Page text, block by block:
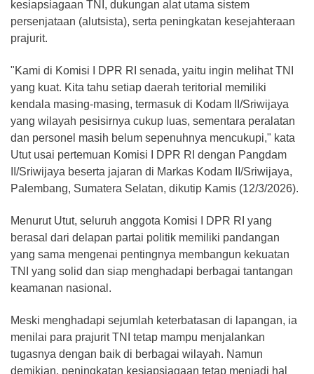
kesiapsiagaan TNI, dukungan alat utama sistem
persenjataan (alutsista), serta peningkatan kesejahteraan
prajurit.
"Kami di Komisi I DPR RI senada, yaitu ingin melihat TNI
yang kuat. Kita tahu setiap daerah teritorial memiliki
kendala masing-masing, termasuk di Kodam II/Sriwijaya
yang wilayah pesisirnya cukup luas, sementara peralatan
dan personel masih belum sepenuhnya mencukupi," kata
Utut usai pertemuan Komisi I DPR RI dengan Pangdam
II/Sriwijaya beserta jajaran di Markas Kodam II/Sriwijaya,
Palembang, Sumatera Selatan, dikutip Kamis (12/3/2026).
Menurut Utut, seluruh anggota Komisi I DPR RI yang
berasal dari delapan partai politik memiliki pandangan
yang sama mengenai pentingnya membangun kekuatan
TNI yang solid dan siap menghadapi berbagai tantangan
keamanan nasional.
Meski menghadapi sejumlah keterbatasan di lapangan, ia
menilai para prajurit TNI tetap mampu menjalankan
tugasnya dengan baik di berbagai wilayah. Namun
demikian, peningkatan kesiapsiagaan tetap menjadi hal